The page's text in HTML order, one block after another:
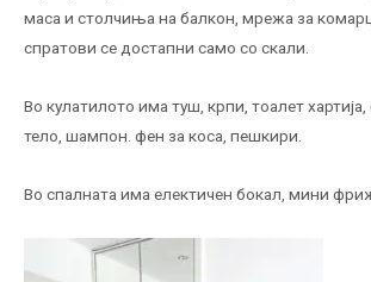
маса и столчиња на балкон, мрежа за
спратови се достапни само со скали.
Во кулатилото има туш, крпи, тоалет
тело, шампон. фен за коса, пешкири.
Во спалната има електичен бокал, мини